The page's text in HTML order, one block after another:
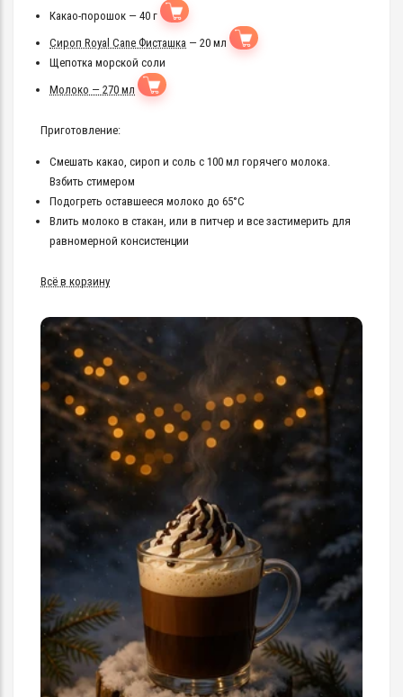
Какао-порошок — 40 г
Сироп Royal Cane Фисташка — 20 мл
Щепотка морской соли
Молоко — 270 мл
Приготовление:
Смешать какао, сироп и соль с 100 мл горячего молока.
Взбить стимером
Подогреть оставшееся молоко до 65°C
Влить молоко в стакан, или в питчер и все застимерить для
равномерной консистенции
Всё в корзину